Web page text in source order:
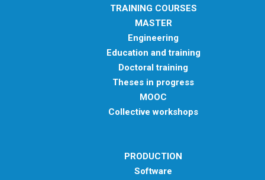
TRAINING COURSES
MASTER
Engineering
Education and training
Doctoral training
Theses in progress
MOOC
Collective workshops
PRODUCTION
Software